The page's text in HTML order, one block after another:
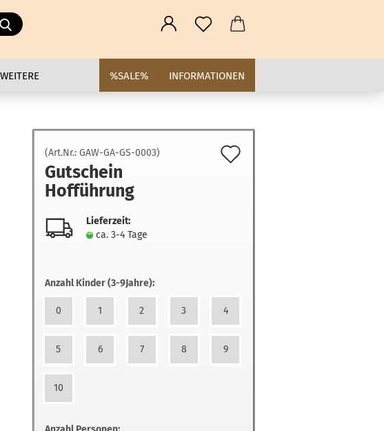
Suche...
%SALE% INFORMATIONEN
WEITERE
(Art.Nr.: GAW-GA-GS-0003)
Gutschein
Hofführung
Lieferzeit:
ca. 3-4 Tage
Anzahl Kinder (3-9Jahre):
0 1 2 3 4
5 6 7 8 9
10